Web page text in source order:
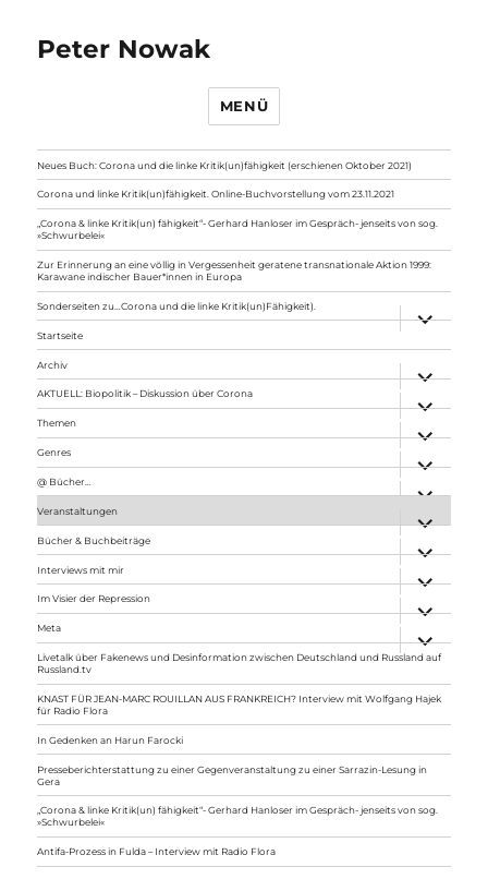
Peter Nowak
MENÜ
Neues Buch: Corona und die linke Kritik(un)fähigkeit (erschienen Oktober 2021)
Corona und linke Kritik(un)fähigkeit. Online-Buchvorstellung vom 23.11.2021
„Corona & linke Kritik(un) fähigkeit“- Gerhard Hanloser im Gespräch- jenseits von sog.
»Schwurbelei«
Zur Erinnerung an eine völlig in Vergessenheit geratene transnationale Aktion 1999:
Karawane indischer Bauer*innen in Europa
Sonderseiten zu…Corona und die linke Kritik(un)Fähigkeit).
anzeigen
Startseite
Archiv
anzeigen
AKTUELL: Biopolitik – Diskussion über Corona
anzeigen
Themen
anzeigen
Genres
anzeigen
@ Bücher…
Veranstaltungen
anzeigen
Bücher & Buchbeiträge
anzeigen
Interviews mit mir
anzeigen
Im Visier der Repression
anzeigen
Meta
anzeigen
Livetalk über Fakenews und Desinformation zwischen Deutschland und Russland auf
Russland.tv
KNAST FÜR JEAN-MARC ROUILLAN AUS FRANKREICH? Interview mit Wolfgang Hajek
für Radio Flora
In Gedenken an Harun Farocki
Presseberichterstattung zu einer Gegenveranstaltung zu einer Sarrazin-Lesung in
Gera
„Corona & linke Kritik(un) fähigkeit“- Gerhard Hanloser im Gespräch- jenseits von sog.
»Schwurbelei«
Antifa-Prozess in Fulda – Interview mit Radio Flora